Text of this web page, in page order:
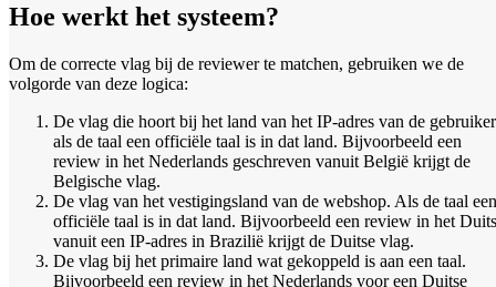
Hoe werkt het systeem?
Om de correcte vlag bij de reviewer te matchen, gebruiken we de
volgorde van deze logica:
De vlag die hoort bij het land van het IP-adres van de gebruiker
als de taal een officiële taal is in dat land. Bijvoorbeeld een
review in het Nederlands geschreven vanuit België krijgt de
Belgische vlag.
De vlag van het vestigingsland van de webshop. Als de taal een
officiële taal is in dat land. Bijvoorbeeld een review in het Duits
vanuit een IP-adres in Brazilië krijgt de Duitse vlag.
De vlag bij het primaire land wat gekoppeld is aan een taal.
Bijvoorbeeld een review in het Nederlands voor een Duitse